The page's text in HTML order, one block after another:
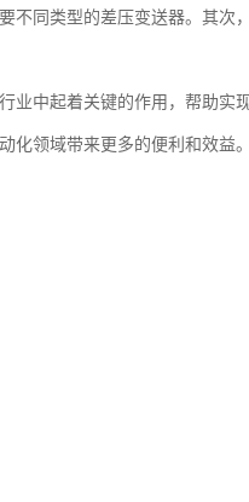
不同类型的差压变送器。其次
业中起着关键的作用，帮助实
化领域带来更多的便利和效益。